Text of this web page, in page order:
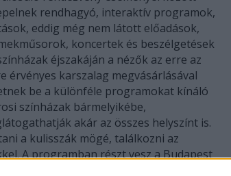
rendhagyó, interaktív programok,
eddig még nem látott előadások,
koncertek és beszélgetések
éjszakáján a nézők az erre az
érvényes karszalag megvásárlásával
be a különféle programokat kínáló
színházak bármelyikébe,
akár az összes helyszínt is.
a kulisszák mögé, találkozni az
A programban részt vesz a Budapest
Attila Színház, a Katona József